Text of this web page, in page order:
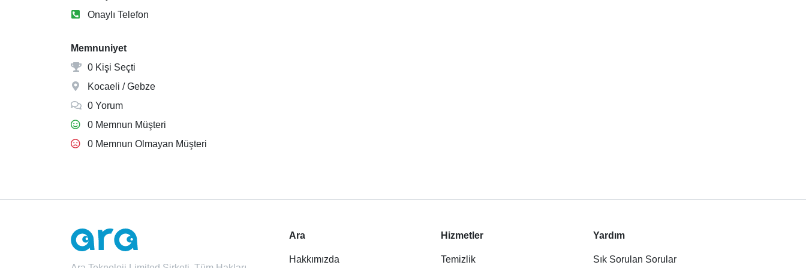
Onaylı Telefon
Memnuniyet
0 Kişi Seçti
Kocaeli / Gebze
0 Yorum
0 Memnun Müşteri
0 Memnun Olmayan Müşteri
Ara
Hakkımızda
Hizmetler
Temizlik
Yardım
Sık Sorulan Sorular